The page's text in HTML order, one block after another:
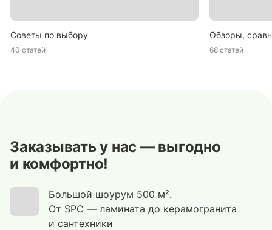
Советы по выбору
40 статей
Обзоры,
68 статей
Заказывать у нас — выгодно
и комфортно!
Большой шоурум 500 м².
От SPC — ламината до керамогранита
и сантехники